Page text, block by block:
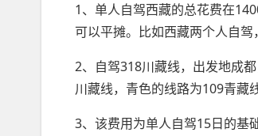
1、单人自驾西藏的总花费在
可以平摊。比如西藏两个人自
2、自驾318川藏线，出发地成
川藏线，青色的线路为109青藏
3、该费用为单人自驾15日的基